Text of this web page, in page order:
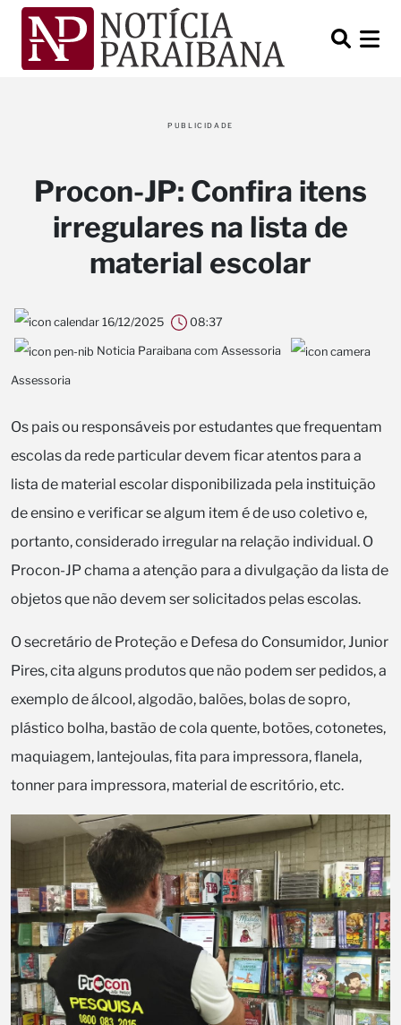
PUBLICIDADE
Procon-JP: Confira itens
irregulares na lista de
material escolar
16/12/2025 08:37
Noticia Paraibana com Assessoria
Assessoria
Os pais ou responsáveis por estudantes que frequentam
escolas da rede particular devem ficar atentos para a
lista de material escolar disponibilizada pela instituição
de ensino e verificar se algum item é de uso coletivo e,
portanto, considerado irregular na relação individual. O
Procon-JP chama a atenção para a divulgação da lista de
objetos que não devem ser solicitados pelas escolas.
O secretário de Proteção e Defesa do Consumidor, Junior
Pires, cita alguns produtos que não podem ser pedidos, a
exemplo de álcool, algodão, balões, bolas de sopro,
plástico bolha, bastão de cola quente, botões, cotonetes,
maquiagem, lantejoulas, fita para impressora, flanela,
tonner para impressora, material de escritório, etc.